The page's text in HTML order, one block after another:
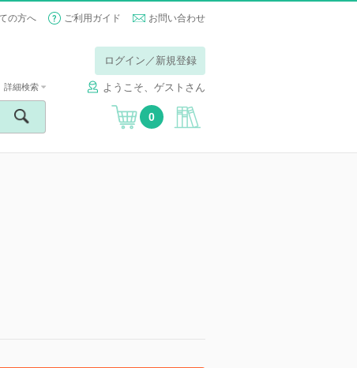
の方へ ご利用ガイド お問い合わせ
ログイン／新規登録
ようこそ、ゲストさん
詳細検索
0